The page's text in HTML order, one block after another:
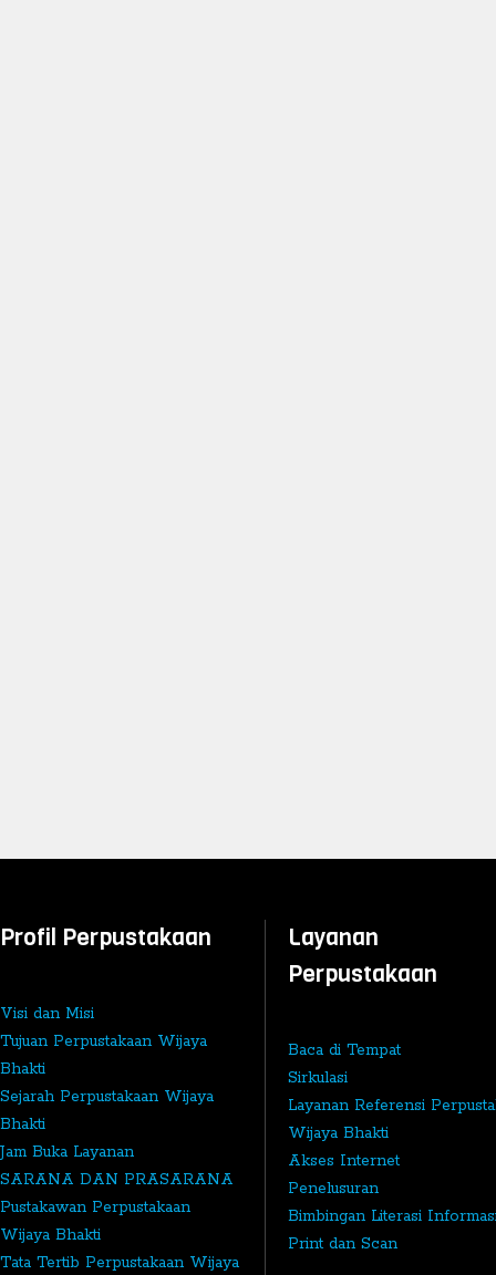
Profil Perpustakaan
Visi dan Misi
Tujuan Perpustakaan Wijaya
Bhakti
Sejarah Perpustakaan Wijaya
Bhakti
Jam Buka Layanan
SARANA DAN PRASARANA
Pustakawan Perpustakaan
Wijaya Bhakti
Tata Tertib Perpustakaan Wijaya
Layanan
Perpustakaan
Baca di Tempat
Sirkulasi
Layanan Referensi
Wijaya Bhakti
Akses Internet
Penelusuran
Bimbingan Literasi
Print dan Scan